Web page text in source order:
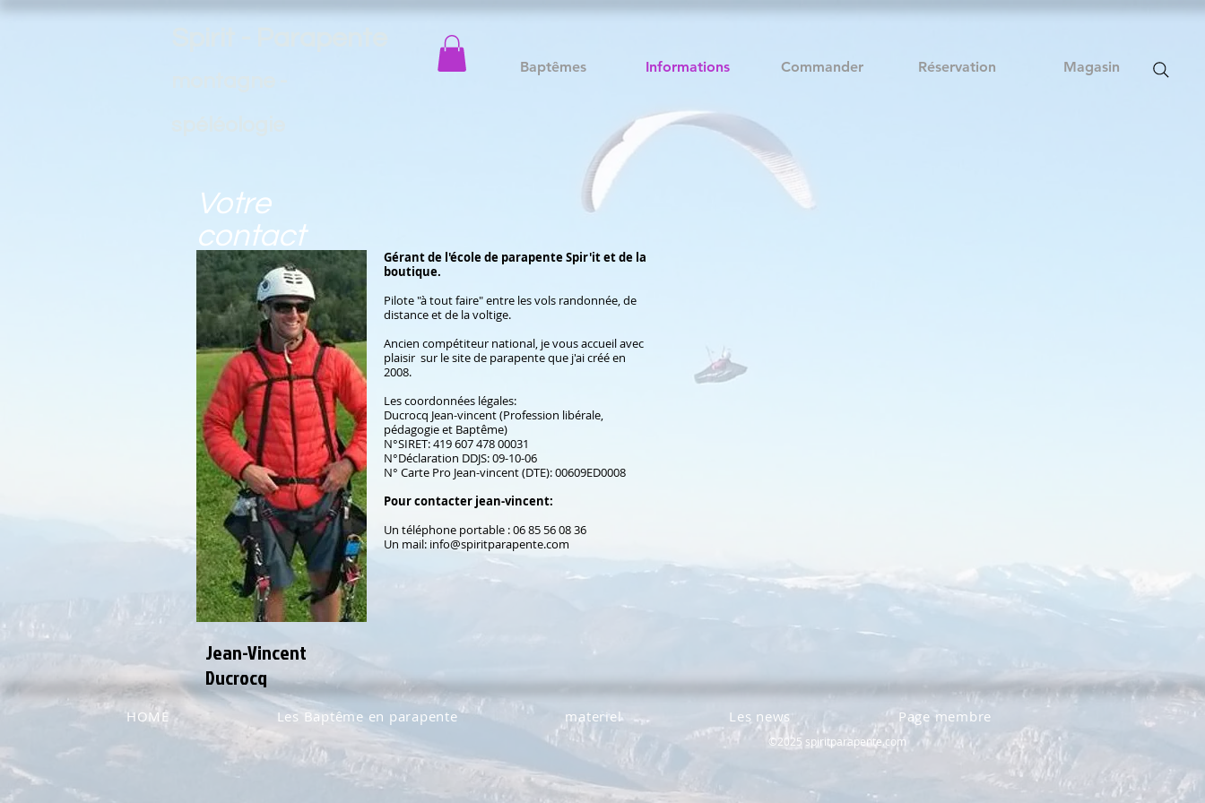
Baptêmes Informations Commander Réservation Magasin
Votre
contact
Gérant de l'école de parapente Spir'it et de la
boutique.
Pilote "à tout faire" entre les vols randonnée, de
distance et de la voltige.
Ancien compétiteur national, je vous accueil avec
plaisir sur le site de parapente que j'ai créé en
2008.
Les coordonnées légales:
Ducrocq Jean-vincent (Profession libérale,
pédagogie et Baptême)
N°SIRET: 419 607 478 00031
N°Déclaration DDJS: 09-10-06
N° Carte Pro Jean-vincent (DTE): 00609ED0008
Pour contacter jean-vincent:
Un téléphone portable : 06 85 56 08 36
Un mail: info@spiritparapente.com
Jean-Vincent
Ducrocq
HOME Les Baptême en parapente materiel Les news Page membre
©2025 spiritparapente.com